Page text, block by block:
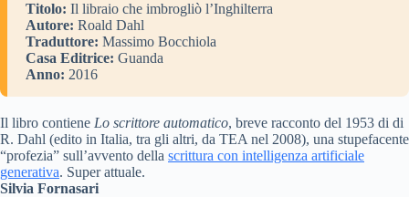
Titolo: Il libraio che imbrogliò l’Inghilterra
Autore: Roald Dahl
Traduttore: Massimo Bocchiola
Casa Editrice: Guanda
Anno: 2016
Il libro contiene Lo scrittore automatico, breve racconto del 1953 di di
R. Dahl (edito in Italia, tra gli altri, da TEA nel 2008), una stupefacente
“profezia” sull’avvento della scrittura con intelligenza artificiale
generativa. Super attuale.
Silvia Fornasari